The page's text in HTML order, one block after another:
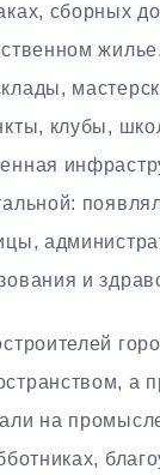
сборных
клубы,
и
а
на